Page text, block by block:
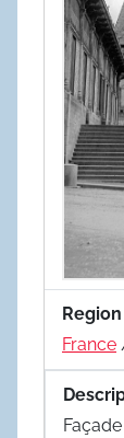
Region
France